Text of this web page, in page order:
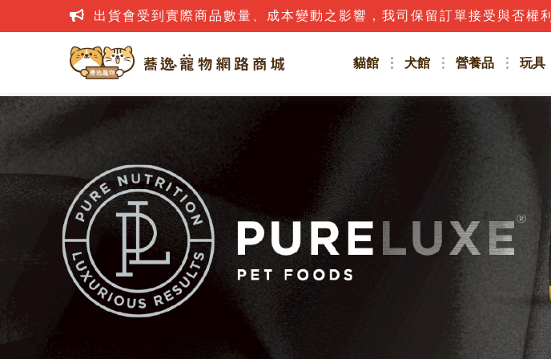
出貨會受到實際商品數量、成本變動之影響，我司保留訂單接受與否權利
貓館 犬館 營養品 玩具